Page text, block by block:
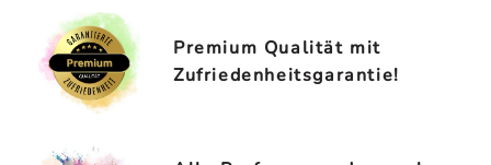
Premium Qualität mit
Zufriedenheitsgarantie!